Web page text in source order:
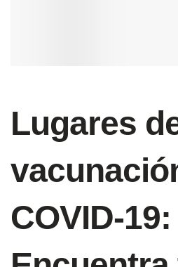
Lugares
COVID-19: